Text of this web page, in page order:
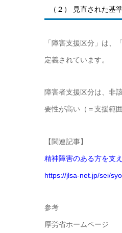
（２） 見直された基
「障害支援区分」は、
定義されています。
障害者支援区分は、非
要性が高い（＝支援範
【関連記事】
精神障害のある方を支
https://jlsa-net.jp/sei/
参考
厚労省ホームページ